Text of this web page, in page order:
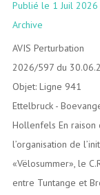
1 Juil 2026
Archive
AVIS Perturbation
2026/597 du
Objet: Ligne 941
Ettelbruck -
Hollenfels En raison
l’organisation de
«Vëlosummer», le
entre Tuntange et